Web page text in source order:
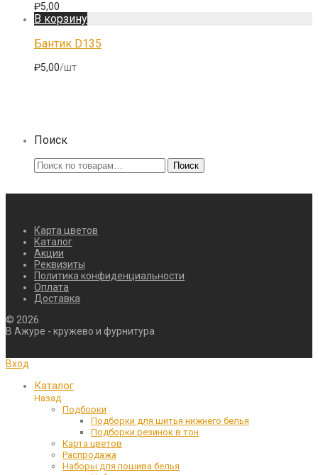
₽5,00
В корзину
Бантик D135
₽5,00/шт
Поиск
Искать: Поиск
Карта цветов
Каталог
Акции
Реквизиты
Политика конфиденциальности
Оплата
Доставка
© 2026
В Ажуре - кружево и фурнитура
Вход
Каталог
Назад
Подборки
Подборки для шитья нижнего белья
Подборки резинок в тон
Карта цветов
Распродажа
Наборы для пошива белья